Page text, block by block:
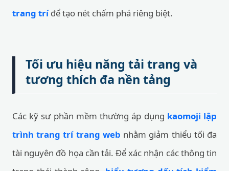
trang tríđể tạo nét chấm phá riêng biệt.
Tối ưu hiệu năng tải trang và
tương thích đa nền tảng
Các kỹ sư phần mềm thường áp dụng kaomoji lập
trình trang trí trang web nhằm giảm thiểu tối đa
tài nguyên đồ họa cần tải. Để xác nhận các thông tin